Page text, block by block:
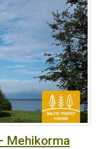
Mehikorma